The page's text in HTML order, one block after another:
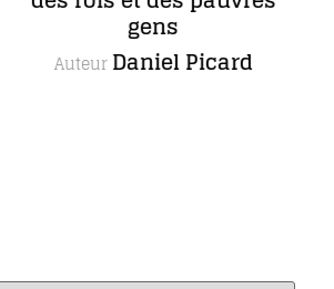
gens
AuteurDaniel Picard